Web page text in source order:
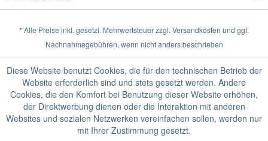
* Alle Preise inkl. gesetzl. Mehrwertsteuer zzgl. Versandkosten und ggf.
Nachnahmegebühren, wenn nicht anders beschrieben
Diese Website benutzt Cookies, die für den technischen Betrieb der
Website erforderlich sind und stets gesetzt werden. Andere
Cookies, die den Komfort bei Benutzung dieser Website erhöhen,
der Direktwerbung dienen oder die Interaktion mit anderen
Websites und sozialen Netzwerken vereinfachen sollen, werden nur
mit Ihrer Zustimmung gesetzt.